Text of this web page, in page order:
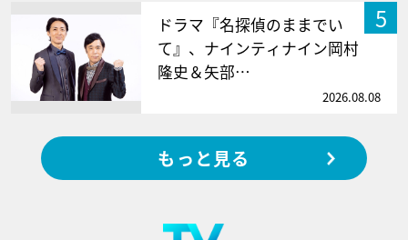
5
ドラマ『名探偵のままでい
て』、ナインティナイン岡村
隆史＆矢部…
2026.08.08
もっと見る